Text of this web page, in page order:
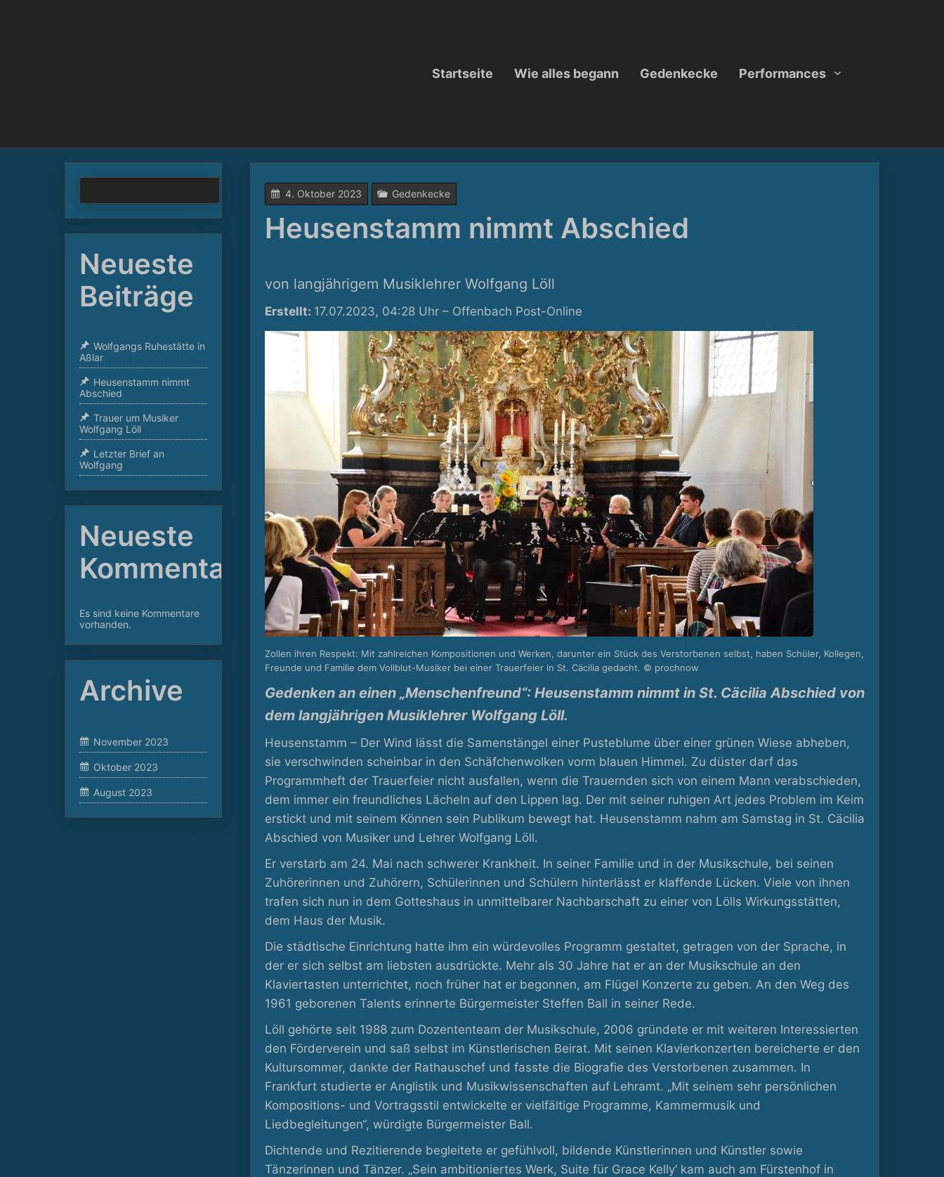
Startseite Wie alles begann Gedenkecke Performances
4. Oktober 2023 Gedenkecke
Heusenstamm nimmt Abschied
von langjährigem Musiklehrer Wolfgang Löll
Erstellt: 17.07.2023, 04:28 Uhr – Offenbach Post-Online
Zollen ihren Respekt: Mit zahlreichen Kompositionen und Werken, darunter ein Stück des Verstorbenen selbst, haben Schüler, Kollegen,
Freunde und Familie dem Vollblut-Musiker bei einer Trauerfeier in St. Cäcilia gedacht. © prochnow
Gedenken an einen „Menschenfreund“: Heusenstamm nimmt in St. Cäcilia Abschied von
dem langjährigen Musiklehrer Wolfgang Löll.
Heusenstamm – Der Wind lässt die Samenstängel einer Pusteblume über einer grünen Wiese abheben,
sie verschwinden scheinbar in den Schäfchenwolken vorm blauen Himmel. Zu düster darf das
Programmheft der Trauerfeier nicht ausfallen, wenn die Trauernden sich von einem Mann verabschieden,
dem immer ein freundliches Lächeln auf den Lippen lag. Der mit seiner ruhigen Art jedes Problem im Keim
erstickt und mit seinem Können sein Publikum bewegt hat. Heusenstamm nahm am Samstag in St. Cäcilia
Abschied von Musiker und Lehrer Wolfgang Löll.
Er verstarb am 24. Mai nach schwerer Krankheit. In seiner Familie und in der Musikschule, bei seinen
Zuhörerinnen und Zuhörern, Schülerinnen und Schülern hinterlässt er klaffende Lücken. Viele von ihnen
trafen sich nun in dem Gotteshaus in unmittelbarer Nachbarschaft zu einer von Lölls Wirkungsstätten,
dem Haus der Musik.
Die städtische Einrichtung hatte ihm ein würdevolles Programm gestaltet, getragen von der Sprache, in
der er sich selbst am liebsten ausdrückte. Mehr als 30 Jahre hat er an der Musikschule an den
Klaviertasten unterrichtet, noch früher hat er begonnen, am Flügel Konzerte zu geben. An den Weg des
1961 geborenen Talents erinnerte Bürgermeister Steffen Ball in seiner Rede.
Löll gehörte seit 1988 zum Dozententeam der Musikschule, 2006 gründete er mit weiteren Interessierten
den Förderverein und saß selbst im Künstlerischen Beirat. Mit seinen Klavierkonzerten bereicherte er den
Kultursommer, dankte der Rathauschef und fasste die Biografie des Verstorbenen zusammen. In
Frankfurt studierte er Anglistik und Musikwissenschaften auf Lehramt. „Mit seinem sehr persönlichen
Kompositions- und Vortragsstil entwickelte er vielfältige Programme, Kammermusik und
Liedbegleitungen“, würdigte Bürgermeister Ball.
Dichtende und Rezitierende begleitete er gefühlvoll, bildende Künstlerinnen und Künstler sowie
Tänzerinnen und Tänzer. „Sein ambitioniertes Werk, Suite für Grace Kelly‘ kam auch am Fürstenhof in
SUCHEN
Neueste
Beiträge
Wolfgangs Ruhestätte in
Aßlar
Heusenstamm nimmt
Abschied
Trauer um Musiker
Wolfgang Löll
Letzter Brief an
Wolfgang
Neueste
Kommentare
Es sind keine Kommentare
vorhanden.
Archive
November 2023
Oktober 2023
August 2023